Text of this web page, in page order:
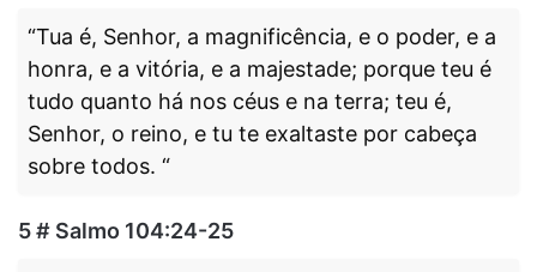
“Tua é, Senhor, a magnificência, e o poder, e a
honra, e a vitória, e a majestade; porque teu é
tudo quanto há nos céus e na terra; teu é,
Senhor, o reino, e tu te exaltaste por cabeça
sobre todos. “
5 # Salmo 104:24-25